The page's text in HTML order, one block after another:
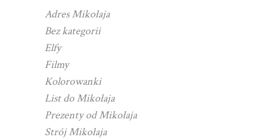
Adres Mikołaja
Bez kategorii
Elfy
Filmy
Kolorowanki
List do Mikołaja
Prezenty od Mikołaja
Strój Mikołaja